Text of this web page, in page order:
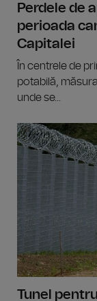
Perdele de
perioada
Capitalei
În centrele de
potabilă,
unde se...
Tunel